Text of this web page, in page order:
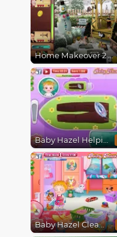
Home Makeover 2 Hidden Object
Baby Hazel Helping Time
Baby Hazel Cleaning